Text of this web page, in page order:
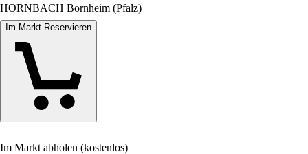
HORNBACH Bornheim (Pfalz)
Im Markt Reservieren
Im Markt abholen (kostenlos)